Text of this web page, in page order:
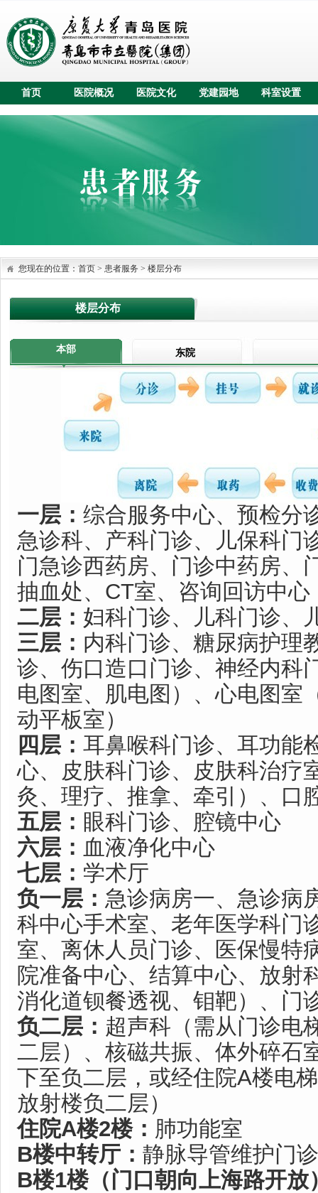
首页 医院概况 医院文化 党建园地 科室设置
您现在的位置： 首页 > 患者服务 > 楼层分布
楼层分布
本部 东院
一层： 综合服务中心、预检分
急诊科、产科门诊、儿保科门
门急诊西药房、门诊中药房、
抽血处、CT室、咨询回访中心
二层： 妇科门诊、儿科门诊、
三层： 内科门诊、糖尿病护理
诊、伤口造口门诊、神经内科
电图室、肌电图）、心电图室
动平板室）
四层： 耳鼻喉科门诊、耳功能
心、皮肤科门诊、皮肤科治疗
灸、理疗、推拿、牵引）、口
五层： 眼科门诊、腔镜中心
六层： 血液净化中心
七层： 学术厅
负一层： 急诊病房一、急诊病
科中心手术室、老年医学科门
室、离休人员门诊、医保慢特
院准备中心、结算中心、放射
消化道钡餐透视、钼靶）、门
负二层： 超声科（需从门诊电
二层）、核磁共振、体外碎石
下至负二层，或经住院A楼电
放射楼负二层）
住院A楼2楼： 肺功能室
B楼中转厅： 静脉导管维护门诊
B楼1楼（门口朝向上海路开放